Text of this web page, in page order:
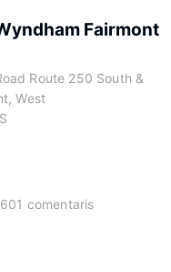
Fairmont
Route 250 South &
West
601 comentaris